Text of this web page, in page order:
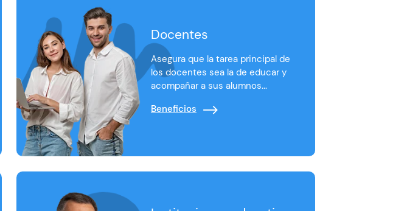
Docentes
Asegura que la tarea principal de
los docentes sea la de educar y
acompañar a sus alumnos...
Beneficios